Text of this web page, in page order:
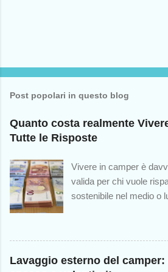
Post popolari in questo blog
Quanto costa realmente
Tutte le Risposte
Vivere in camper è
valida per chi vuole
sostenibile nel medio o
Queste sono solo
o dovrebbero cogliere -
pensato di
modo temporaneo o
Lavaggio esterno del